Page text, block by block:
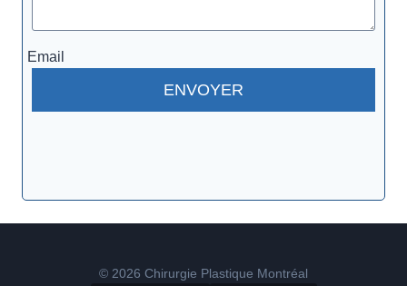
Email
ENVOYER
© 2026 Chirurgie Plastique Montréal